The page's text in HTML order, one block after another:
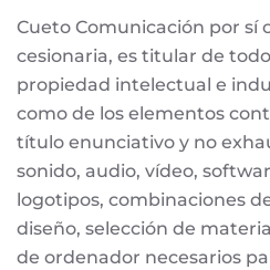
Cueto Comunicación por sí
cesionaria, es titular de
propiedad intelectual e
como de los elementos
título enunciativo y no
sonido, audio, vídeo,
logotipos, combinaciones
diseño, selección de
de ordenador necesarios